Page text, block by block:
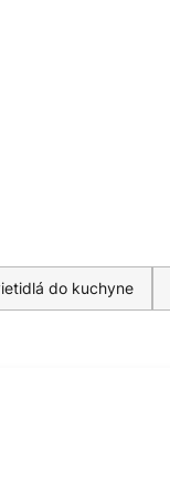
do kuchyne